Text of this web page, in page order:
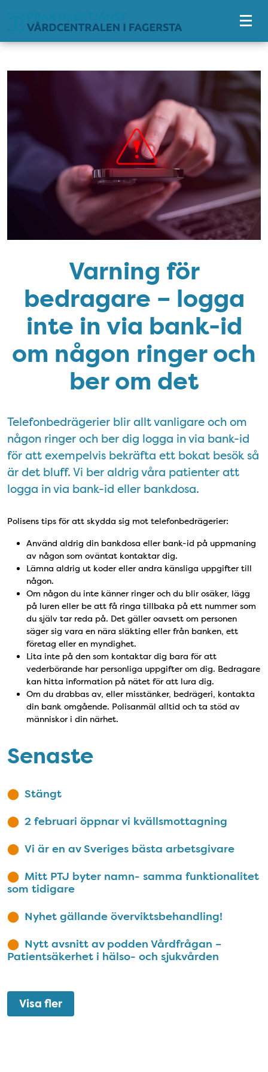
Varning för
bedragare – logga
inte in via bank-id
om någon ringer och
ber om det
Telefonbedrägerier blir allt vanligare och om
någon ringer och ber dig logga in via bank-id
för att exempelvis bekräfta ett bokat besök så
är det bluff. Vi ber aldrig våra patienter att
logga in via bank-id eller bankdosa.
Polisens tips för att skydda sig mot telefonbedrägerier:
Använd aldrig din bankdosa eller bank-id på uppmaning
av någon som oväntat kontaktar dig.
Lämna aldrig ut koder eller andra känsliga uppgifter till
någon.
Om någon du inte känner ringer och du blir osäker, lägg
på luren eller be att få ringa tillbaka på ett nummer som
du själv tar reda på. Det gäller oavsett om personen
säger sig vara en nära släkting eller från banken, ett
företag eller en myndighet.
Lita inte på den som kontaktar dig bara för att
vederbörande har personliga uppgifter om dig. Bedragare
kan hitta information på nätet för att lura dig.
Om du drabbas av, eller misstänker, bedrägeri, kontakta
din bank omgående. Polisanmäl alltid och ta stöd av
människor i din närhet.
Senaste
Stängt
2 februari öppnar vi kvällsmottagning
Vi är en av Sveriges bästa arbetsgivare
Mitt PTJ byter namn- samma funktionalitet
som tidigare
Nyhet gällande överviktsbehandling!
Nytt avsnitt av podden Vårdfrågan –
Patientsäkerhet i hälso- och sjukvården
Visa fler